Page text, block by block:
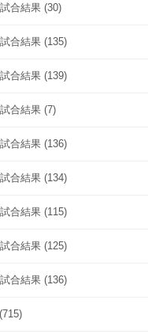
合結果 (30)
合結果 (135)
合結果 (139)
合結果 (7)
合結果 (136)
合結果 (134)
合結果 (115)
合結果 (125)
合結果 (136)
(715)